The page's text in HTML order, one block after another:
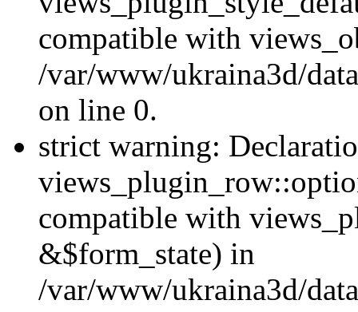
compatible with
/var/www/ukraina3d/
on line 0.
strict warning:
compatible with
&$form_state) in
/var/www/ukraina3d/